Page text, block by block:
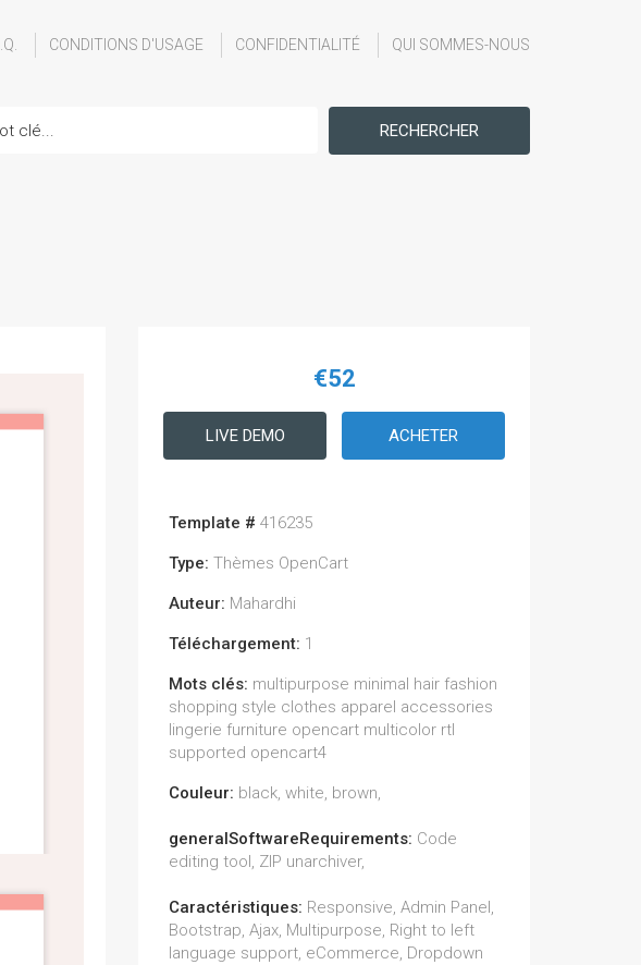
CONDITIONS D'USAGE CONFIDENTIALITÉ QUI SOMMES-NOUS
RECHERCHER
€52
LIVE DEMO ACHETER
Template # 416235
Type: Thèmes OpenCart
Auteur: Mahardhi
Téléchargement: 1
Mots clés: multipurpose minimal hair fashion
shopping style clothes apparel accessories
lingerie furniture opencart multicolor rtl
supported opencart4
Couleur: black, white, brown,
generalSoftwareRequirements: Code
editing tool, ZIP unarchiver,
Caractéristiques: Responsive, Admin Panel,
Bootstrap, Ajax, Multipurpose, Right to left
language support, eCommerce, Dropdown